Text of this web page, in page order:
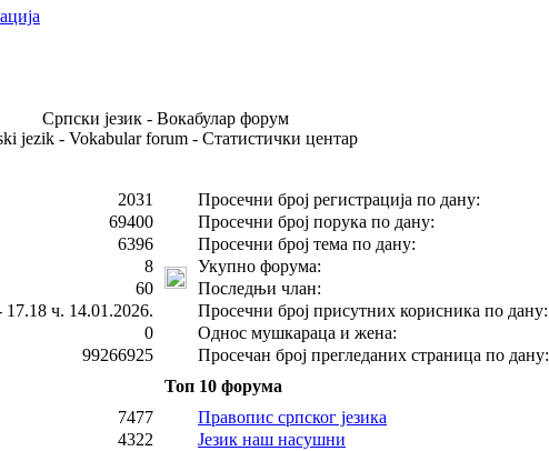
Српски језик - Вокабулар форум
jezik - Vokabular forum - Статистички центар
2031
69400
6396
8
60
17.18 ч. 14.01.2026.
0
99266925
Просечни број регистрација по дану:
Просечни број порука по дану:
Просечни број тема по дану:
Укупно форума:
Последњи члан:
Просечни број присутних корисника по дану:
Однос мушкараца и жена:
Просечан број прегледаних страница по дану:
Топ 10 форума
7477
4322
Правопис српског језика
Језик наш насушни